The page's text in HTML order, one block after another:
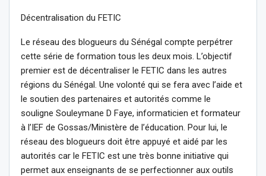
Décentralisation du FETIC
Le réseau des blogueurs du Sénégal compte perpétrer
cette série de formation tous les deux mois. L’objectif
premier est de décentraliser le FETIC dans les autres
régions du Sénégal. Une volonté qui se fera avec l’aide et
le soutien des partenaires et autorités comme le
souligne Souleymane D Faye, informaticien et formateur
à l’IEF de Gossas/Ministère de l’éducation. Pour lui, le
réseau des blogueurs doit être appuyé et aidé par les
autorités car le FETIC est une très bonne initiative qui
permet aux enseignants de se perfectionner aux outils